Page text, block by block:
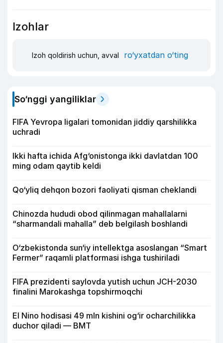
Izohlar
Izoh qoldirish uchun, avval ro‘yxatdan o‘ting
So‘nggi yangiliklar
FIFA Yevropa ligalari tomonidan jiddiy qarshilikka
uchradi
Ikki hafta ichida Afg‘onistonga ikki davlatdan 100
ming odam qaytib keldi
Qo‘yliq dehqon bozori faoliyati qisman cheklandi
Chinozda hududi obod qilinmagan mahallalarni
“sharmandali mahalla” deb belgilash boshlandi
O‘zbekistonda sun‘iy intellektga asoslangan “Smart
Fermer” raqamli platformasi ishga tushiriladi
FIFA prezidenti saylovda yutish uchun JCH-2030
finalini Marokashga topshirmoqchi
El Nino hodisasi 49 mln kishini og‘ir ocharchilikka
duchor qiladi — BMT